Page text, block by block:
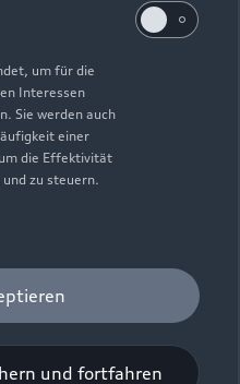
Abarbeitung von
dieser Betriebe sind
auch in der
und qualifiziert.
der
erbringen unter dem
Financial Services“
sich hierbei um
Leasing GmbH),
Versicherung AG,
sowie Mobilitätsleistungen
GmbH). Zusätzlich werden
Anbieter vermittelt.
um für die
Interessen
Sie werden auch
einer
die Effektivität
zu steuern.
und fortfahren